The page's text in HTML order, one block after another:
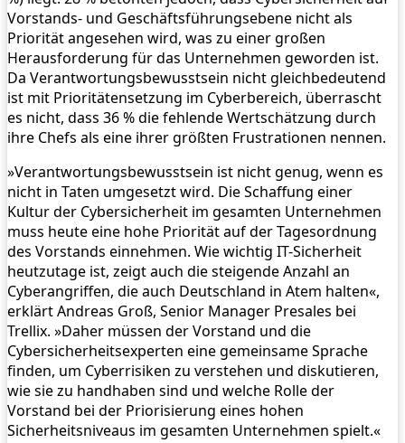
Vorstands- und Geschäftsführungsebene nicht als
Priorität angesehen wird, was zu einer großen
Herausforderung für das Unternehmen geworden ist.
Da Verantwortungsbewusstsein nicht gleichbedeutend
ist mit Prioritätensetzung im Cyberbereich, überrascht
es nicht, dass 36 % die fehlende Wertschätzung durch
ihre Chefs als eine ihrer größten Frustrationen nennen.
»Verantwortungsbewusstsein ist nicht genug, wenn es
nicht in Taten umgesetzt wird. Die Schaffung einer
Kultur der Cybersicherheit im gesamten Unternehmen
muss heute eine hohe Priorität auf der Tagesordnung
des Vorstands einnehmen. Wie wichtig IT-Sicherheit
heutzutage ist, zeigt auch die steigende Anzahl an
Cyberangriffen, die auch Deutschland in Atem halten«,
erklärt Andreas Groß, Senior Manager Presales bei
Trellix. »Daher müssen der Vorstand und die
Cybersicherheitsexperten eine gemeinsame Sprache
finden, um Cyberrisiken zu verstehen und diskutieren,
wie sie zu handhaben sind und welche Rolle der
Vorstand bei der Priorisierung eines hohen
Sicherheitsniveaus im gesamten Unternehmen spielt.«